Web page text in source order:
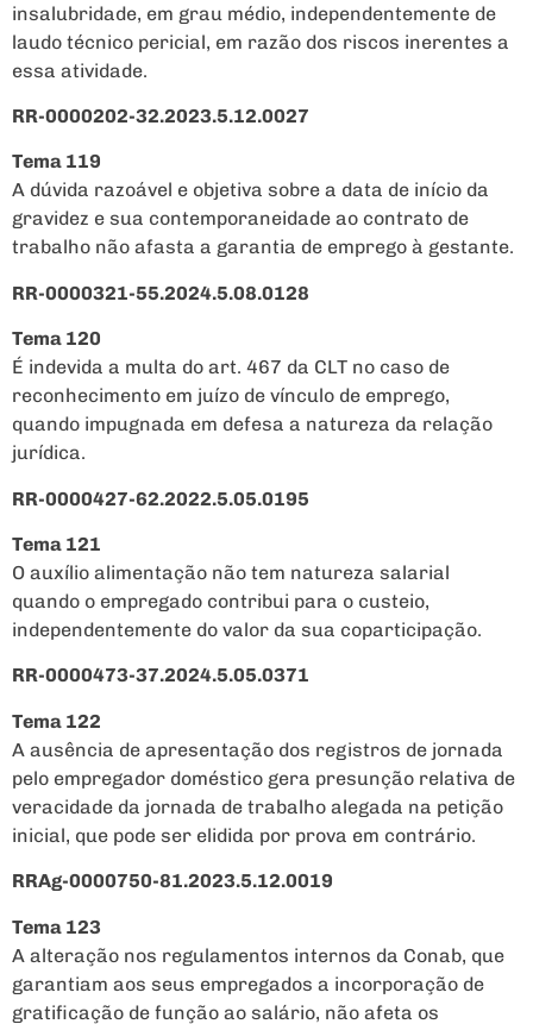
insalubridade, em grau médio, independentemente de
laudo técnico pericial, em razão dos riscos inerentes a
essa atividade.
RR-0000202-32.2023.5.12.0027
Tema 119
A dúvida razoável e objetiva sobre a data de início da
gravidez e sua contemporaneidade ao contrato de
trabalho não afasta a garantia de emprego à gestante.
RR-0000321-55.2024.5.08.0128
Tema 120
É indevida a multa do art. 467 da CLT no caso de
reconhecimento em juízo de vínculo de emprego,
quando impugnada em defesa a natureza da relação
jurídica.
RR-0000427-62.2022.5.05.0195
Tema 121
O auxílio alimentação não tem natureza salarial
quando o empregado contribui para o custeio,
independentemente do valor da sua coparticipação.
RR-0000473-37.2024.5.05.0371
Tema 122
A ausência de apresentação dos registros de jornada
pelo empregador doméstico gera presunção relativa de
veracidade da jornada de trabalho alegada na petição
inicial, que pode ser elidida por prova em contrário.
RRAg-0000750-81.2023.5.12.0019
Tema 123
A alteração nos regulamentos internos da Conab, que
garantiam aos seus empregados a incorporação de
gratificação de função ao salário, não afeta os